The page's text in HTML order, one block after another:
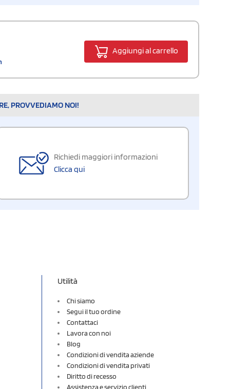
Aggiungi al carrello
PROVVEDIAMO NOI!
Richiedi maggiori informazioni
Clicca qui
Utilità
Chi siamo
Segui il tuo ordine
Contattaci
Lavora con noi
Blog
Condizioni di vendita aziende
Condizioni di vendita privati
Diritto di recesso
Assistenza e servizio clienti